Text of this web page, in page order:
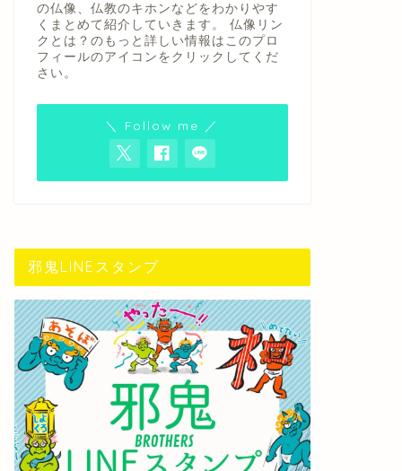
の仏像、仏教のキホンなどをわかりやす
くまとめて紹介していきます。 仏像リン
クとは？のもっと詳しい情報はこのプロ
フィールのアイコンをクリックしてくだ
さい。
＼ Follow me ／
邪鬼LINEスタンプ